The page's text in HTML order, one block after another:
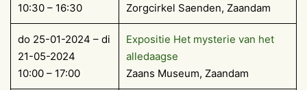
10:30 – 16:30
Zorgcirkel Saenden, Zaandam
do 25-01-2024 – di
21-05-2024
10:00 – 17:00
Expositie Het mysterie van het
alledaagse
Zaans Museum, Zaandam